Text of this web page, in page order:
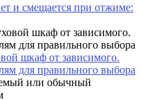
и смещается при отжиме:
шкаф от зависимого.
для правильного выбора